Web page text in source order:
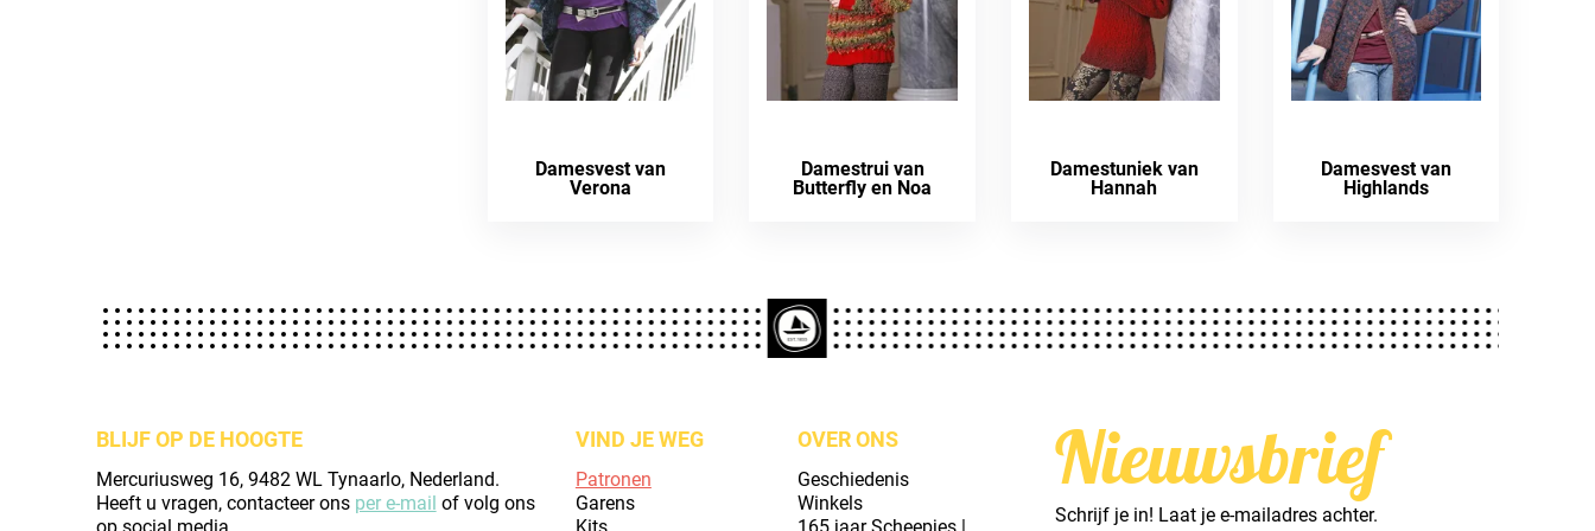
Damesvest van
Verona
Damestrui van
Butterfly en Noa
Damestuniek van
Hannah
Damesvest van
Highlands
BLIJF OP DE HOOGTE
Mercuriusweg 16, 9482 WL Tynaarlo, Nederland.
Heeft u vragen, contacteer ons per e-mail of volg ons
VIND JE WEG
Patronen
Garens
OVER ONS
Geschiedenis
Winkels
Nieuwsbrief
Schrijf je in! Laat je e-mailadres achter.